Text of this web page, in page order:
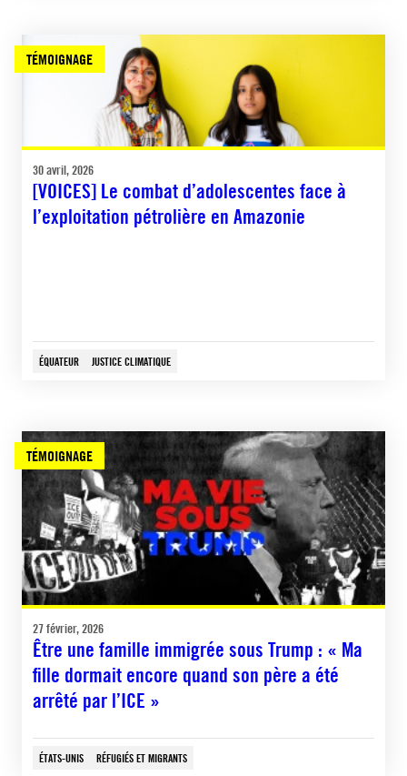
TÉMOIGNAGE
30 avril, 2026
[VOICES] Le combat d’adolescentes face à
l’exploitation pétrolière en Amazonie
ÉQUATEUR JUSTICE CLIMATIQUE
TÉMOIGNAGE
27 février, 2026
Être une famille immigrée sous Trump : « Ma
fille dormait encore quand son père a été
arrêté par l’ICE »
ÉTATS-UNIS RÉFUGIÉS ET MIGRANTS